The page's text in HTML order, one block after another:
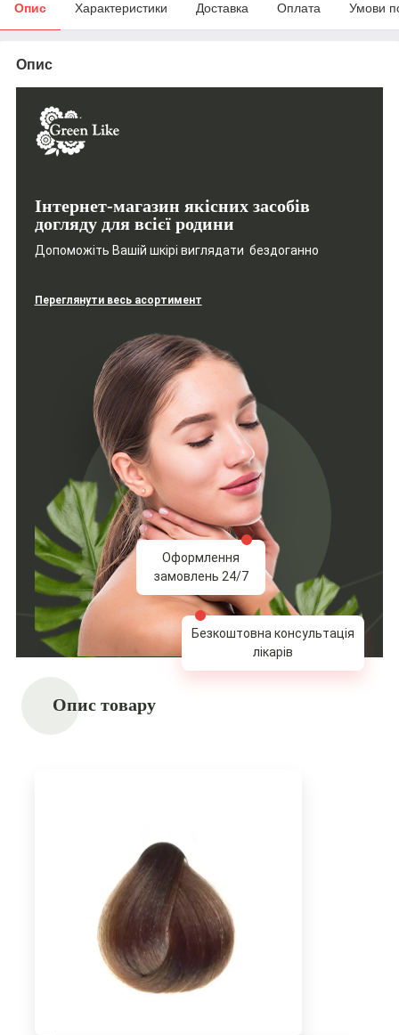
Опис Характеристики Доставка Оплата Умови
Опис
Інтернет-магазин якісних засобів
догляду для всієї родини
Допоможіть Вашій шкірі виглядати бездоганно
Переглянути весь асортимент
Оформлення
замовлень 24/7
Безкоштовна консультація
лікарів
Опис товару